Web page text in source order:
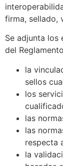
firma, sellado,
Se adjunta los
del
la
sellos
los
las
las
respecta
la